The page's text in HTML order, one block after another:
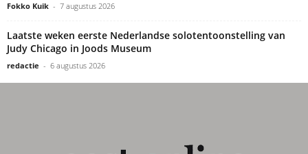
Fokko Kuik - 7 augustus 2026
Laatste weken eerste Nederlandse solotentoonstelling van
Judy Chicago in Joods Museum
redactie - 6 augustus 2026